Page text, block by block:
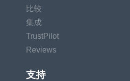
比较
集成
TrustPilot
Reviews
支持